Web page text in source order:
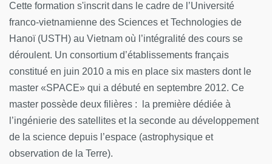
Cette formation s'inscrit dans le cadre de l’Université
franco-vietnamienne des Sciences et Technologies de
Hanoï (USTH) au Vietnam où l’intégralité des cours se
déroulent. Un consortium d’établissements français
constitué en juin 2010 a mis en place six masters dont le
master «SPACE» qui a débuté en septembre 2012. Ce
master possède deux filières : la première dédiée à
l’ingénierie des satellites et la seconde au développement
de la science depuis l’espace (astrophysique et
observation de la Terre).